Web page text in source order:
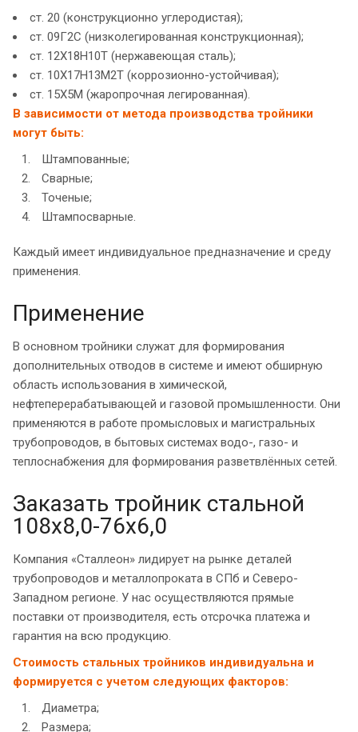
ст. 20 (конструкционно углеродистая);
ст. 09Г2С (низколегированная конструкционная);
ст. 12Х18Н10Т (нержавеющая сталь);
ст. 10Х17Н13М2Т (коррозионно-устойчивая);
ст. 15Х5М (жаропрочная легированная).
В зависимости от метода производства тройники
могут быть:
Штампованные;
Сварные;
Точеные;
Штампосварные.
Каждый имеет индивидуальное предназначение и среду
применения.
Применение
В основном тройники служат для формирования
дополнительных отводов в системе и имеют обширную
область использования в химической,
нефтеперерабатывающей и газовой промышленности. Они
применяются в работе промысловых и магистральных
трубопроводов, в бытовых системах водо-, газо- и
теплоснабжения для формирования разветвлённых сетей.
Заказать тройник стальной
108х8,0-76х6,0
Компания «Сталлеон» лидирует на рынке деталей
трубопроводов и металлопроката в СПб и Северо-
Западном регионе. У нас осуществляются прямые
поставки от производителя, есть отсрочка платежа и
гарантия на всю продукцию.
Стоимость стальных тройников индивидуальна и
формируется с учетом следующих факторов:
Диаметра;
Размера;